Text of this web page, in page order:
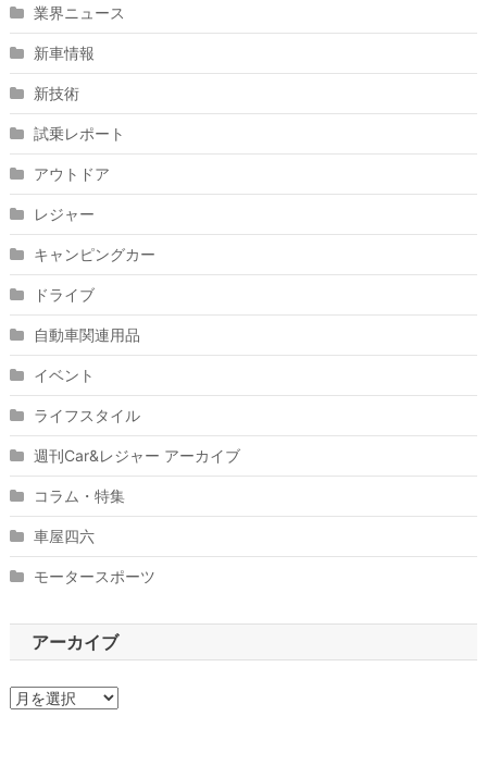
業界ニュース
新車情報
新技術
試乗レポート
アウトドア
レジャー
キャンピングカー
ドライブ
自動車関連用品
イベント
ライフスタイル
週刊Car&レジャー アーカイブ
コラム・特集
車屋四六
モータースポーツ
アーカイブ
ア